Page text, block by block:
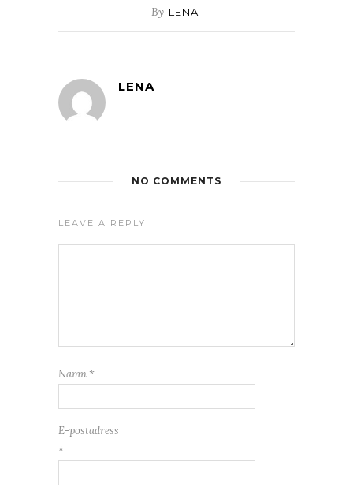
By LENA
LENA
NO COMMENTS
LEAVE A REPLY
Namn *
E-postadress
*